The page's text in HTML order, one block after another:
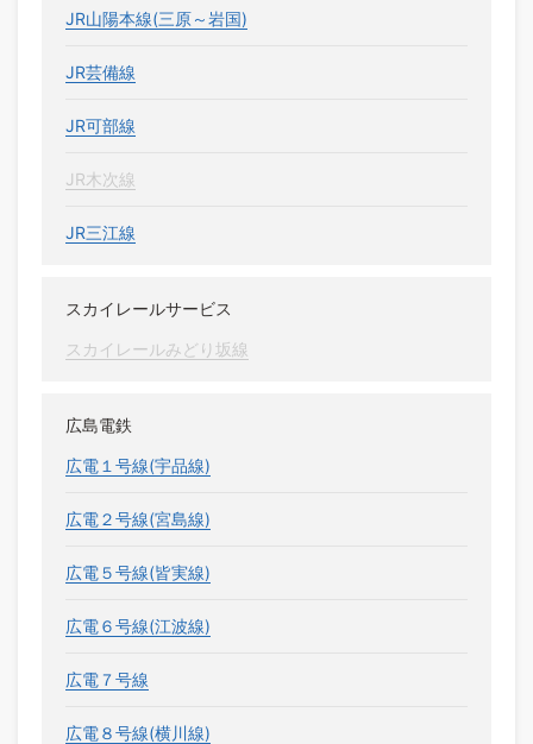
JR山陽本線(三原～岩国)
JR芸備線
JR可部線
JR木次線
JR三江線
スカイレールサービス
スカイレールみどり坂線
広島電鉄
広電１号線(宇品線)
広電２号線(宮島線)
広電５号線(皆実線)
広電６号線(江波線)
広電７号線
広電８号線(横川線)